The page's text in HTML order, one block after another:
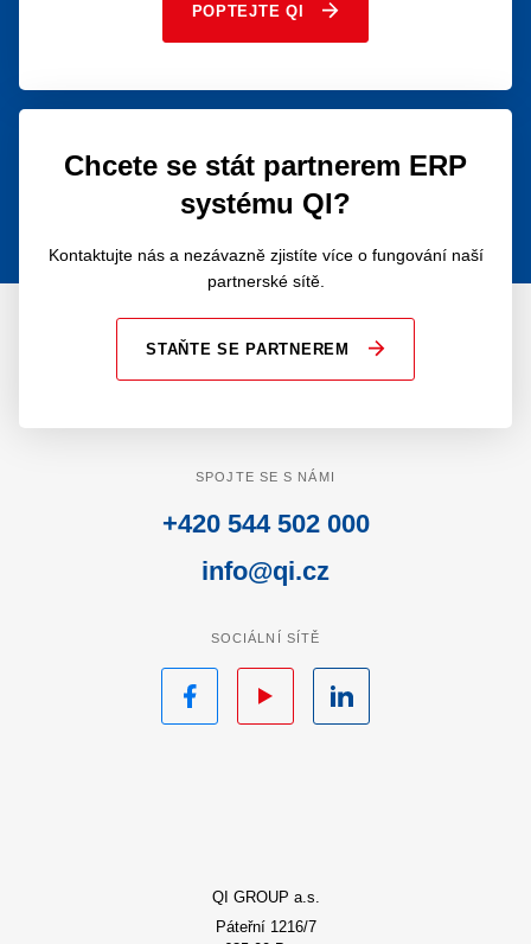
POPTEJTE QI
Chcete se stát partnerem ERP
systému QI?
Kontaktujte nás a nezávazně zjistíte více o fungování naší
partnerské sítě.
STAŇTE SE PARTNEREM
QI GROUP a.s.
Páteřní 1216/7
SPOJTE SE S NÁMI
+420 544 502 000
info@qi.cz
SOCIÁLNÍ SÍTĚ